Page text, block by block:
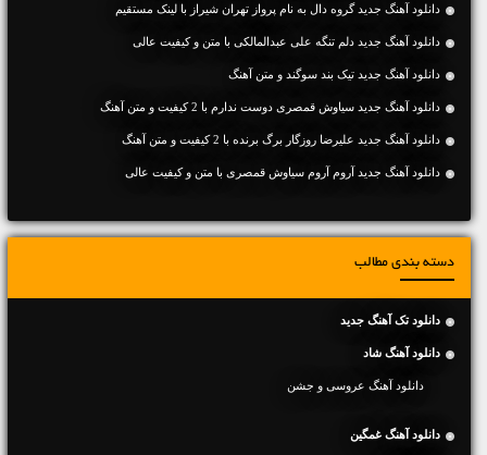
دانلود آهنگ جديد گروه دال به نام پرواز تهران شیراز با لینک مستقیم
دانلود آهنگ جديد دلم تنگه علی عبدالمالکی با متن و کیفیت عالی
دانلود آهنگ جديد تیک بند سوگند و متن آهنگ
دانلود آهنگ جديد سیاوش قمصری دوست ندارم با 2 کیفیت و متن آهنگ
دانلود آهنگ جديد علیرضا روزگار برگ برنده با 2 کیفیت و متن آهنگ
دانلود آهنگ جديد آروم آروم سیاوش قمصری با متن و کیفیت عالی
دسته بندی مطالب
دانلود تک آهنگ جدید
دانلود آهنگ شاد
دانلود آهنگ عروسی و جشن
دانلود آهنگ غمگین